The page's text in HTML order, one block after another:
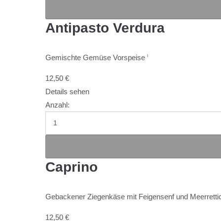
Antipasto Verdura
Gemischte Gemüse Vorspeise
12,50 €
Details sehen
Anzahl:
Caprino
Gebackener Ziegenkäse mit Feigensenf und
12,50 €